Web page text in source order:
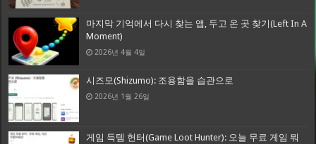
마지막 기억에서 다시 찾는 앱, 두고 온 곳 찾기(Left In A
Moment)
2026년 4월 4일
시즈모(Shizumo): 조용함을 습관으로
2026년 1월 26일
게임 득템 헌터(Game Loot Hunter): 오늘 무료 게임 뭐